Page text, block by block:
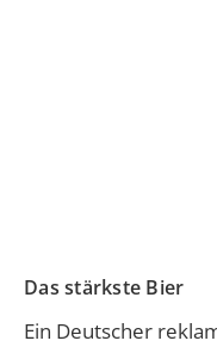
Das stärkste Bier
Ein Deutscher